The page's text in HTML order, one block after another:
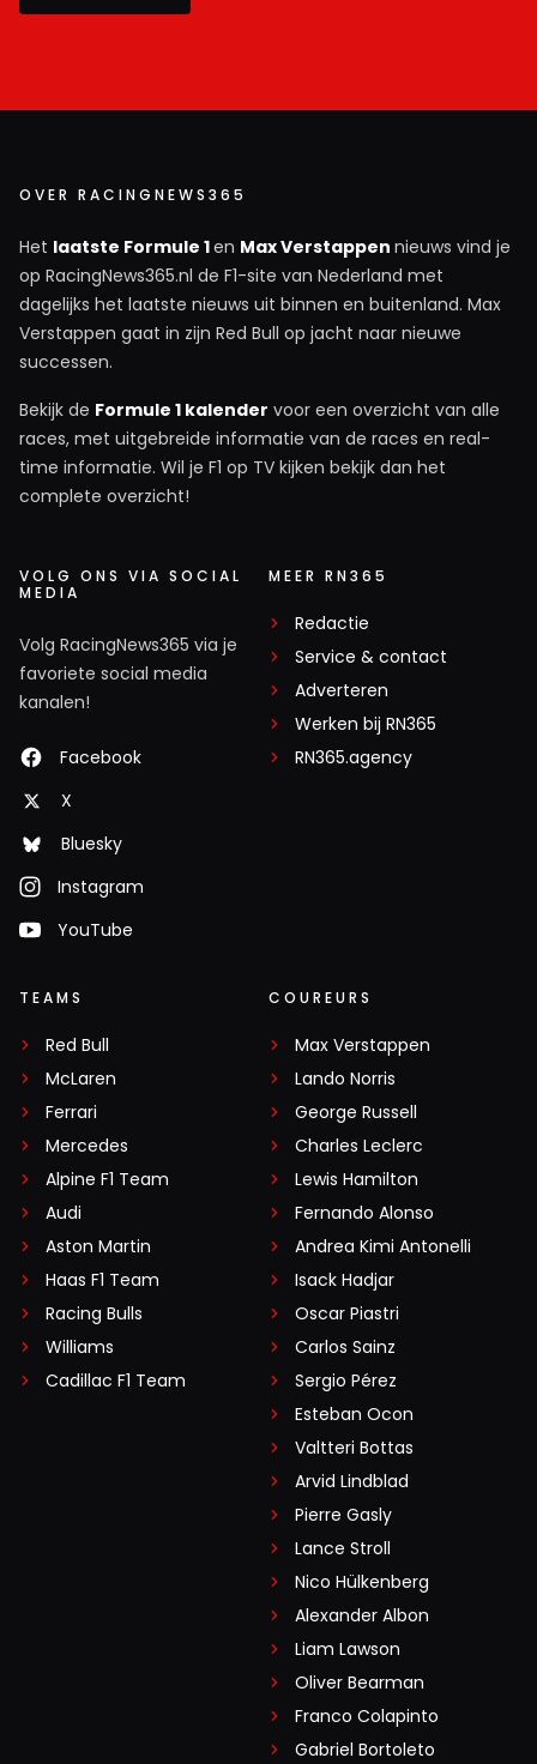
OVER RACINGNEWS365
Het laatste Formule 1en Max Verstappen nieuws vind je
op RacingNews365.nl de F1-site van Nederland met
dagelijks het laatste nieuws uit binnen en buitenland. Max
Verstappen gaat in zijn Red Bull op jacht naar nieuwe
successen.
Bekijk de Formule 1 kalender voor een overzicht van alle
races, met uitgebreide informatie van de races en real-
time informatie. Wil je F1 op TV kijken bekijk dan het
complete overzicht!
VOLG ONS VIA SOCIAL
MEDIA
Volg RacingNews365 via je
favoriete social media
kanalen!
Facebook
X
Bluesky
Instagram
YouTube
MEER RN365
Redactie
Service & contact
Adverteren
Werken bij RN365
RN365.agency
TEAMS
Red Bull
McLaren
Ferrari
Mercedes
Alpine F1 Team
Audi
Aston Martin
Haas F1 Team
Racing Bulls
Williams
Cadillac F1 Team
COUREURS
Max Verstappen
Lando Norris
George Russell
Charles Leclerc
Lewis Hamilton
Fernando Alonso
Andrea Kimi Antonelli
Isack Hadjar
Oscar Piastri
Carlos Sainz
Sergio Pérez
Esteban Ocon
Valtteri Bottas
Arvid Lindblad
Pierre Gasly
Lance Stroll
Nico Hülkenberg
Alexander Albon
Liam Lawson
Oliver Bearman
Franco Colapinto
Gabriel Bortoleto